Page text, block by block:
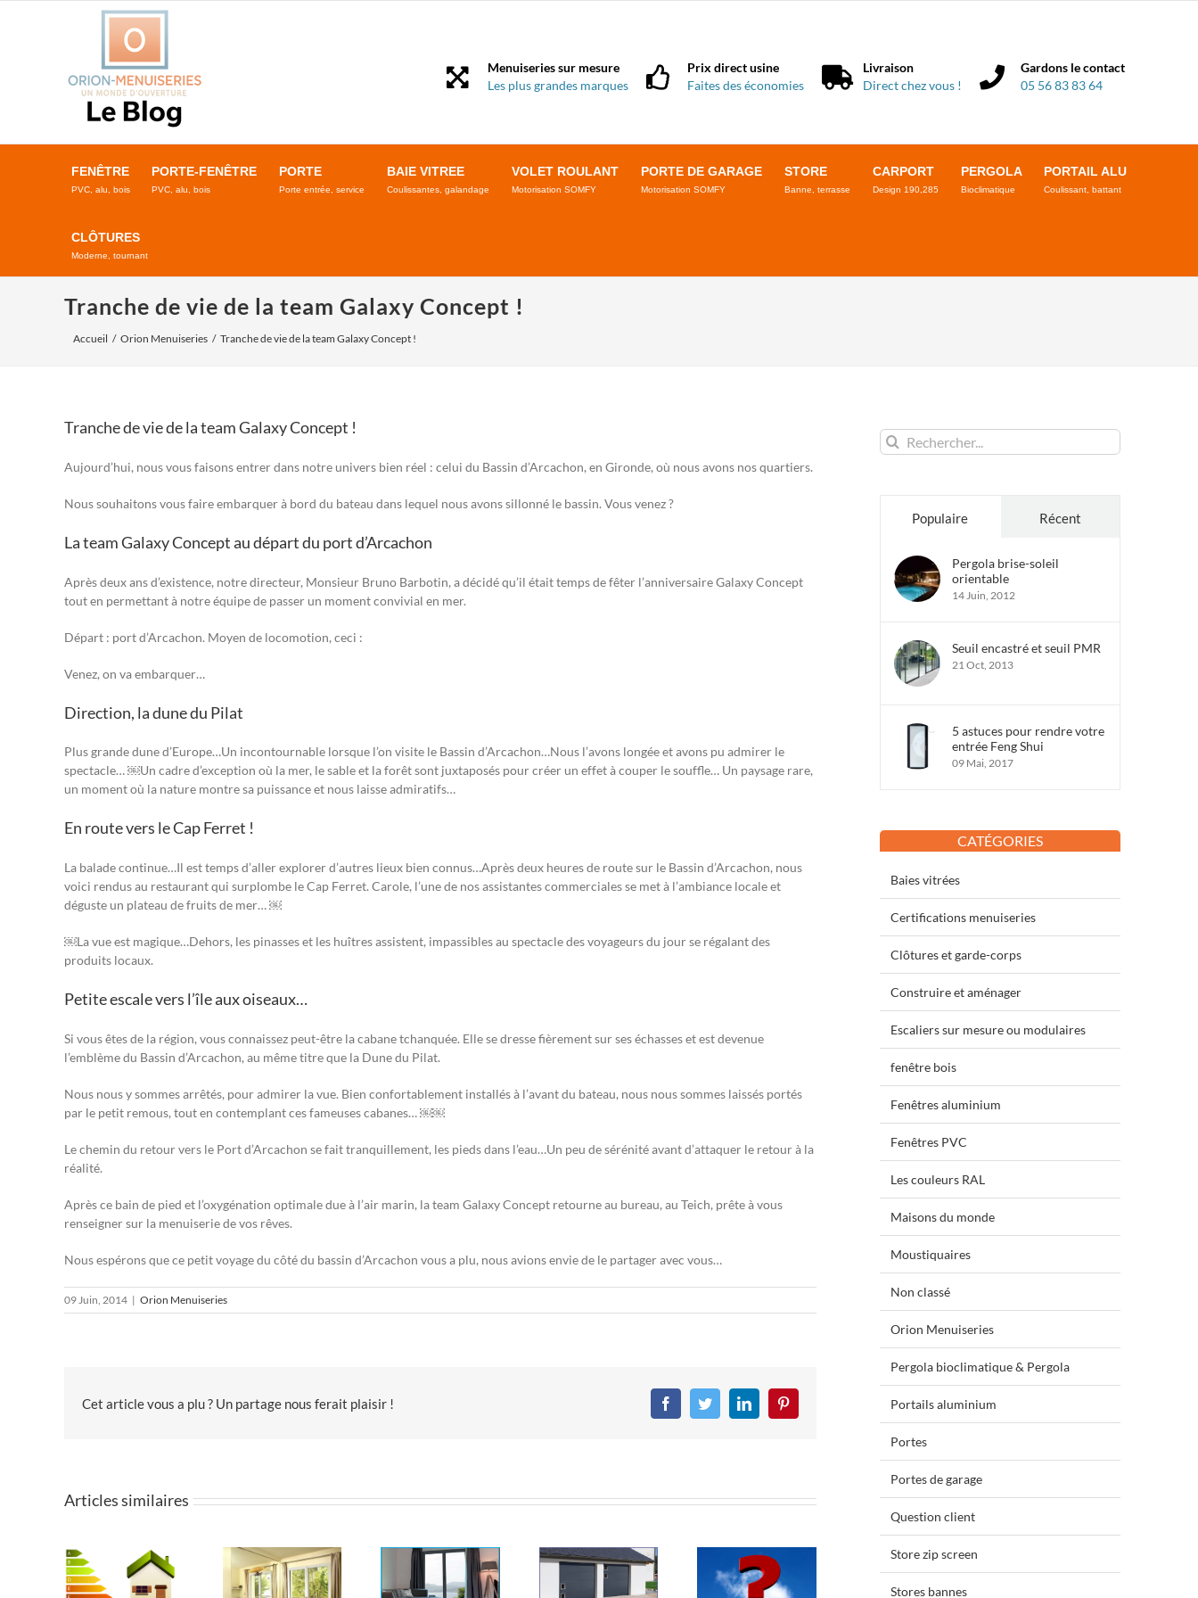
Menuiseries sur mesure
Les plus grandes marques
Prix direct usine
Faites des économies
Livraison
Direct chez vous !
Gardons le contact
05 56 83 83 64
FENÊTRE
PVC, alu, bois
PORTE-FENÊTRE
PVC, alu, bois
PORTE
Porte entrée, service
BAIE VITREE
Coulissantes, galandage
VOLET ROULANT
Motorisation SOMFY
PORTE DE GARAGE
Motorisation SOMFY
STORE
Banne, terrasse
CARPORT
Design 190,285
PERGOLA
Bioclimatique
PORTAIL ALU
Coulissant, battant
CLÔTURES
Moderne, tournant
Tranche de vie de la team Galaxy Concept !
Accueil Orion Menuiseries Tranche de vie de la team Galaxy Concept !
Tranche de vie de la team Galaxy Concept !
Aujourd’hui, nous vous faisons entrer dans notre univers bien réel : celui du Bassin d’Arcachon, en Gironde, où nous avons nos quartiers.
Nous souhaitons vous faire embarquer à bord du bateau dans lequel nous avons sillonné le bassin. Vous venez ?
La team Galaxy Concept au départ du port d’Arcachon
Après deux ans d’existence, notre directeur, Monsieur Bruno Barbotin, a décidé qu’il était temps de fêter l’anniversaire Galaxy Concept
tout en permettant à notre équipe de passer un moment convivial en mer.
Départ : port d’Arcachon. Moyen de locomotion, ceci :
Venez, on va embarquer…
Direction, la dune du Pilat
Plus grande dune d’Europe…Un incontournable lorsque l’on visite le Bassin d’Arcachon…Nous l’avons longée et avons pu admirer le
spectacle… ￼Un cadre d’exception où la mer, le sable et la forêt sont juxtaposés pour créer un effet à couper le souffle… Un paysage rare,
un moment où la nature montre sa puissance et nous laisse admiratifs…
En route vers le Cap Ferret !
La balade continue…Il est temps d’aller explorer d’autres lieux bien connus…Après deux heures de route sur le Bassin d’Arcachon, nous
voici rendus au restaurant qui surplombe le Cap Ferret. Carole, l’une de nos assistantes commerciales se met à l’ambiance locale et
déguste un plateau de fruits de mer… ￼
￼La vue est magique…Dehors, les pinasses et les huîtres assistent, impassibles au spectacle des voyageurs du jour se régalant des
produits locaux.
Petite escale vers l’île aux oiseaux…
Si vous êtes de la région, vous connaissez peut-être la cabane tchanquée. Elle se dresse fièrement sur ses échasses et est devenue
l’emblème du Bassin d’Arcachon, au même titre que la Dune du Pilat.
Nous nous y sommes arrêtés, pour admirer la vue. Bien confortablement installés à l’avant du bateau, nous nous sommes laissés portés
par le petit remous, tout en contemplant ces fameuses cabanes… ￼￼
Le chemin du retour vers le Port d’Arcachon se fait tranquillement, les pieds dans l’eau…Un peu de sérénité avant d’attaquer le retour à la
réalité.
Après ce bain de pied et l’oxygénation optimale due à l’air marin, la team Galaxy Concept retourne au bureau, au Teich, prête à vous
renseigner sur la menuiserie de vos rêves.
Nous espérons que ce petit voyage du côté du bassin d’Arcachon vous a plu, nous avions envie de le partager avec vous…
09 Juin, 2014 | Orion Menuiseries
Cet article vous a plu ? Un partage nous ferait plaisir ! FacebookTwitterLinkedInPinterest
Articles similaires
Rechercher:
Populaire Récent
Pergola brise-soleil
orientable
14 Juin, 2012
Seuil encastré et seuil PMR
21 Oct, 2013
5 astuces pour rendre votre
entrée Feng Shui
09 Mai, 2017
CATÉGORIES
Baies vitrées
Certifications menuiseries
Clôtures et garde-corps
Construire et aménager
Escaliers sur mesure ou modulaires
fenêtre bois
Fenêtres aluminium
Fenêtres PVC
Les couleurs RAL
Maisons du monde
Moustiquaires
Non classé
Orion Menuiseries
Pergola bioclimatique & Pergola
Portails aluminium
Portes
Portes de garage
Question client
Store zip screen
Stores bannes